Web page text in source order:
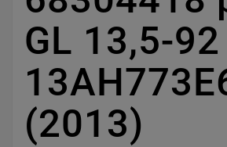
GL 13,5-
(2013)